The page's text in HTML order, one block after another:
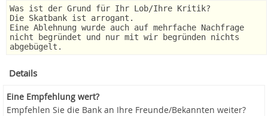
Was ist der Grund für Ihr Lob/Ihre Kritik?
Die Skatbank ist arrogant.
Eine Ablehnung wurde auch auf mehrfache Nachfrage
nicht begründet und nur mit wir begründen nichts
abgebügelt.
Details
Eine Empfehlung wert?
Empfehlen Sie die Bank an Ihre Freunde/Bekannten weiter?